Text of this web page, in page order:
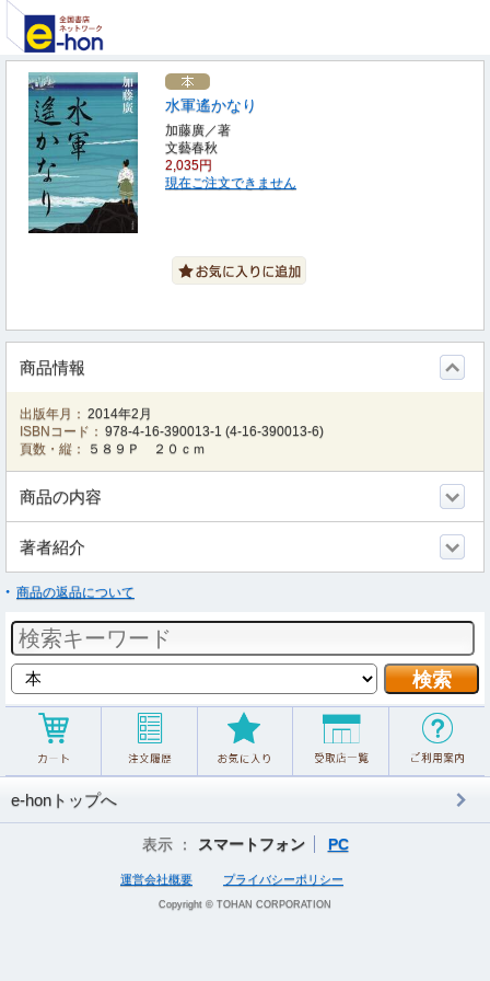
水軍遙かなり
加藤廣／著
文藝春秋
2,035円
現在ご注文できません
商品情報
出版年月： 2014年2月
ISBNコード： 978-4-16-390013-1 (4-16-390013-6)
頁数・縦：
５８９Ｐ ２０ｃｍ
商品の内容
著者紹介
商品の返品について
e-honトップへ
表示 ： スマートフォン PC
運営会社概要 プライバシーポリシー
Copyright © TOHAN CORPORATION